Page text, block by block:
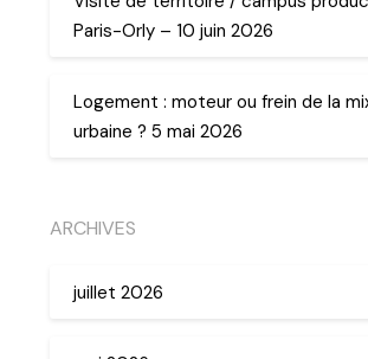
Paris-Orly – 10 juin 2026
Logement : moteur ou frein de la
urbaine ? 5 mai 2026
ARCHIVES
juillet 2026